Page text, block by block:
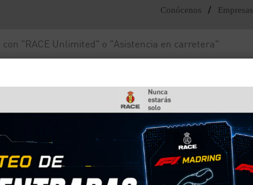
Conócenos / Empresas
limpiar un coche por dentro
Cómo limpiar un